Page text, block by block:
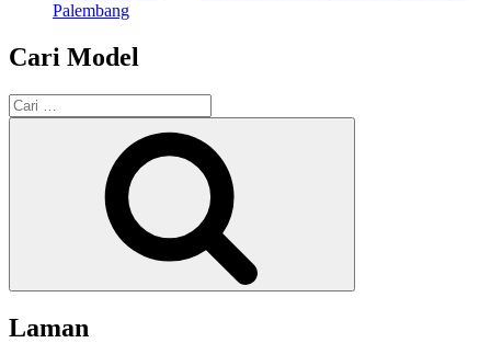
Palembang
Cari Model
Pencarian
untuk:
Laman